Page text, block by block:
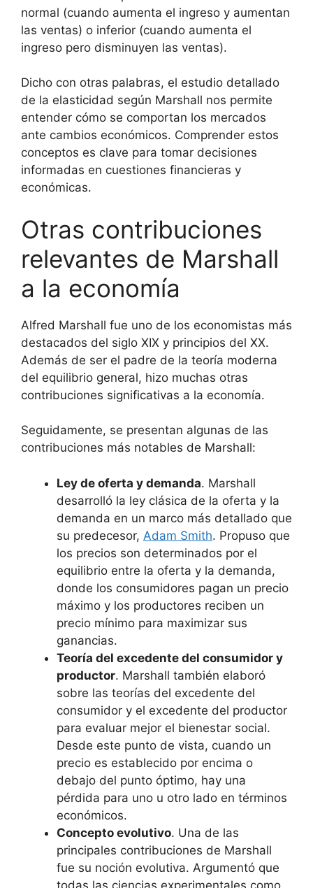
normal (cuando aumenta el ingreso y aumentan
las ventas) o inferior (cuando aumenta el
ingreso pero disminuyen las ventas).
Dicho con otras palabras, el estudio detallado
de la elasticidad según Marshall nos permite
entender cómo se comportan los mercados
ante cambios económicos. Comprender estos
conceptos es clave para tomar decisiones
informadas en cuestiones financieras y
económicas.
Otras contribuciones
relevantes de Marshall
a la economía
Alfred Marshall fue uno de los economistas más
destacados del siglo XIX y principios del XX.
Además de ser el padre de la teoría moderna
del equilibrio general, hizo muchas otras
contribuciones significativas a la economía.
Seguidamente, se presentan algunas de las
contribuciones más notables de Marshall:
Ley de oferta y demanda. Marshall
desarrolló la ley clásica de la oferta y la
demanda en un marco más detallado que
su predecesor, Adam Smith. Propuso que
los precios son determinados por el
equilibrio entre la oferta y la demanda,
donde los consumidores pagan un precio
máximo y los productores reciben un
precio mínimo para maximizar sus
ganancias.
Teoría del excedente del consumidor y
productor. Marshall también elaboró
sobre las teorías del excedente del
consumidor y el excedente del productor
para evaluar mejor el bienestar social.
Desde este punto de vista, cuando un
precio es establecido por encima o
debajo del punto óptimo, hay una
pérdida para uno u otro lado en términos
económicos.
Concepto evolutivo. Una de las
principales contribuciones de Marshall
fue su noción evolutiva. Argumentó que
todas las ciencias experimentales como